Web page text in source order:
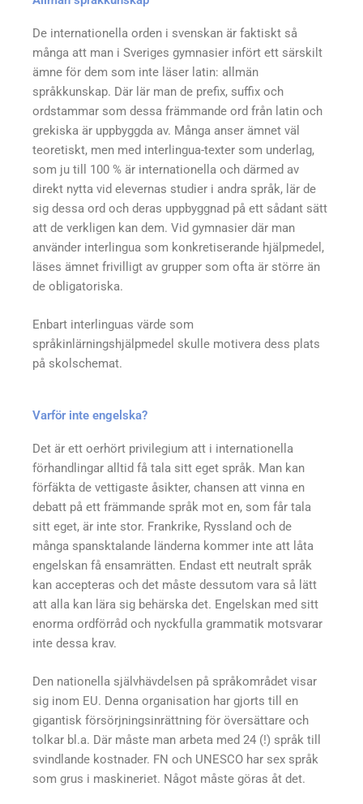
De internationella orden i svenskan är faktiskt så
många att man i Sveriges gymnasier infört ett särskilt
ämne för dem som inte läser latin: allmän
språkkunskap. Där lär man de prefix, suffix och
ordstammar som dessa främmande ord från latin och
grekiska är uppbyggda av. Många anser ämnet väl
teoretiskt, men med interlingua-texter som underlag,
som ju till 100 % är internationella och därmed av
direkt nytta vid elevernas studier i andra språk, lär de
sig dessa ord och deras uppbyggnad på ett sådant sätt
att de verkligen kan dem. Vid gymnasier där man
använder interlingua som konkretiserande hjälpmedel,
läses ämnet frivilligt av grupper som ofta är större än
de obligatoriska.
Enbart interlinguas värde som
språkinlärningshjälpmedel skulle motivera dess plats
på skolschemat.
Varför inte engelska?
Det är ett oerhört privilegium att i internationella
förhandlingar alltid få tala sitt eget språk. Man kan
förfäkta de vettigaste åsikter, chansen att vinna en
debatt på ett främmande språk mot en, som får tala
sitt eget, är inte stor. Frankrike, Ryssland och de
många spansktalande länderna kommer inte att låta
engelskan få ensamrätten. Endast ett neutralt språk
kan accepteras och det måste dessutom vara så lätt
att alla kan lära sig behärska det. Engelskan med sitt
enorma ordförråd och nyckfulla grammatik motsvarar
inte dessa krav.
Den nationella självhävdelsen på språkområdet visar
sig inom EU. Denna organisation har gjorts till en
gigantisk försörjningsinrättning för översättare och
tolkar bl.a. Där måste man arbeta med 24 (!) språk till
svindlande kostnader. FN och UNESCO har sex språk
som grus i maskineriet. Något måste göras åt det.